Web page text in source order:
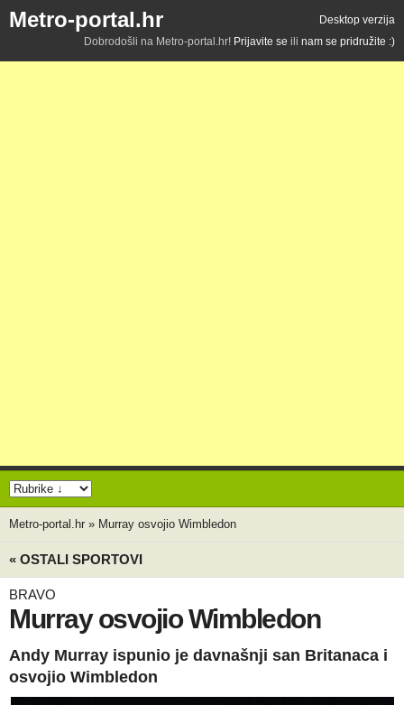
Metro-portal.hr
Desktop verzija
Dobrodošli na Metro-portal.hr! Prijavite se ili nam se pridružite :)
Metro-portal.hr » Murray osvojio Wimbledon
« OSTALI SPORTOVI
BRAVO
Murray osvojio Wimbledon
Andy Murray ispunio je davnašnji san Britanaca i
osvojio Wimbledon